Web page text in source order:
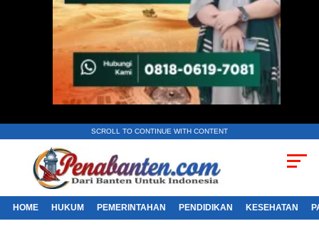
SCROLL TO CONTINUE WITH CONTENT
HOME HUKUM PEMERINTAHAN PENDIDIKAN KESEHATAN